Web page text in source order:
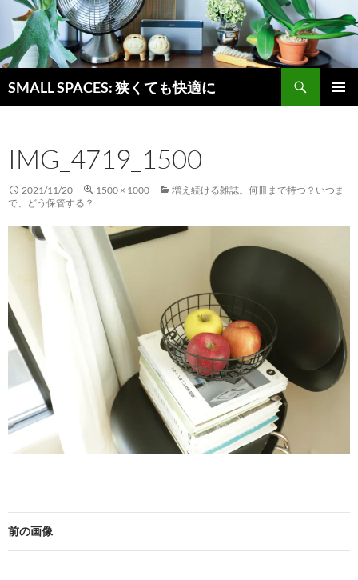
SMALL SPACES: 狭くても快適に
索
ン
ツ
へ
ス
IMG_4719_1500
2021/11/20 1500 × 1000
増え続ける雑誌。何冊まで持つ？いつま
で、どう保管する？
前の画像